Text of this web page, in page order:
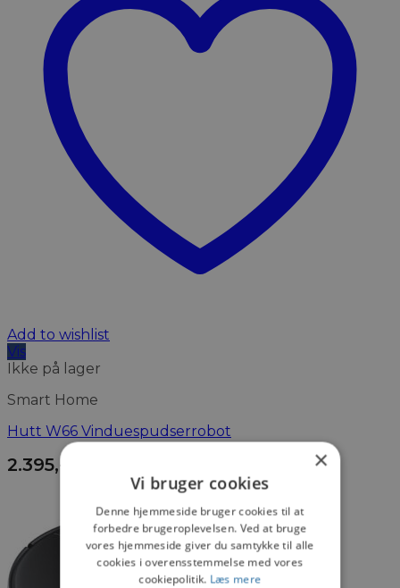
Add to wishlist
Vis
Ikke på lager
Smart Home
Hutt W66 Vinduespudserrobot
2.395,- ×
Vi bruger cookies
Denne hjemmeside bruger cookies til at
forbedre brugeroplevelsen. Ved at bruge
vores hjemmeside giver du samtykke til alle
cookies i overensstemmelse med vores
cookiepolitik. Læs mere